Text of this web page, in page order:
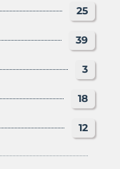
25
39
3
18
12